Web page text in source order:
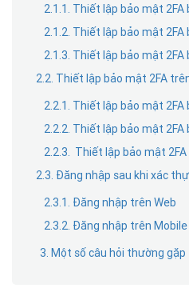
2.1.1. Thiết lập bảo mật
2.1.2. Thiết lập bảo mật 2FA
2.1.3. Thiết lập bảo mật 2FA
2.2. Thiết lập bảo mật 2FA
2.2.1. Thiết lập bảo mật
2.2.2. Thiết lập bảo mật 2FA
2.2.3. Thiết lập bảo mật
2.3. Đăng nhập sau khi xác
2.3.1. Đăng nhập trên Web
2.3.2. Đăng nhập trên Mobile
3. Một số câu hỏi thường gặp